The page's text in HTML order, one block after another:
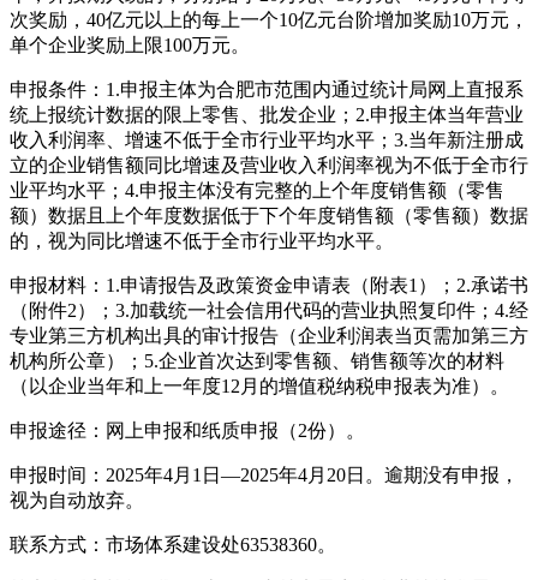
次奖励，40亿元以上的每上一个10亿元台阶增加奖励10万元，
单个企业奖励上限100万元。
申报条件：1.申报主体为合肥市范围内通过统计局网上直报系
统上报统计数据的限上零售、批发企业；2.申报主体当年营业
收入利润率、增速不低于全市行业平均水平；3.当年新注册成
立的企业销售额同比增速及营业收入利润率视为不低于全市行
业平均水平；4.申报主体没有完整的上个年度销售额（零售
额）数据且上个年度数据低于下个年度销售额（零售额）数据
的，视为同比增速不低于全市行业平均水平。
申报材料：1.申请报告及政策资金申请表（附表1）；2.承诺书
（附件2）；3.加载统一社会信用代码的营业执照复印件；4.经
专业第三方机构出具的审计报告（企业利润表当页需加第三方
机构所公章）；5.企业首次达到零售额、销售额等次的材料
（以企业当年和上一年度12月的增值税纳税申报表为准）。
申报途径：网上申报和纸质申报（2份）。
申报时间：2025年4月1日—2025年4月20日。逾期没有申报，
视为自动放弃。
联系方式：市场体系建设处63538360。